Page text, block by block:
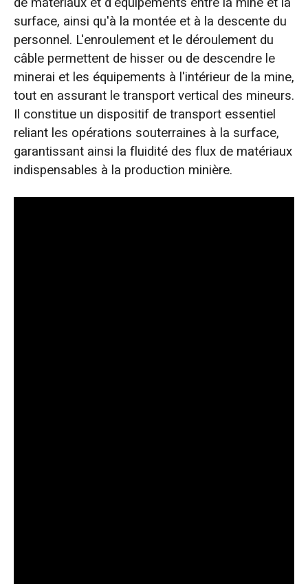
surface, ainsi qu'à la montée et à la descente du
personnel. L'enroulement et le déroulement du
câble permettent de hisser ou de descendre le
minerai et les équipements à l'intérieur de la mine,
tout en assurant le transport vertical des mineurs.
Il constitue un dispositif de transport essentiel
reliant les opérations souterraines à la surface,
garantissant ainsi la fluidité des flux de matériaux
indispensables à la production minière.